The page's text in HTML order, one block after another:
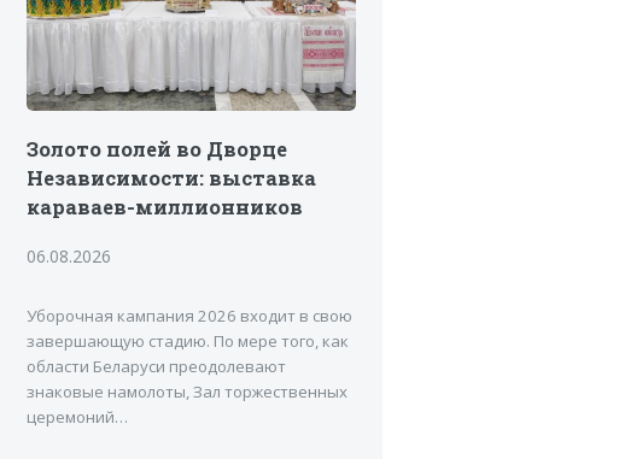
Золото полей во Дворце
Независимости: выставка
караваев-миллионников
06.08.2026
Уборочная кампания 2026 входит в свою
завершающую стадию. По мере того, как
области Беларуси преодолевают
знаковые намолоты, Зал торжественных
церемоний…